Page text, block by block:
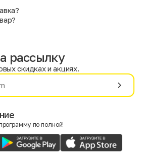
рассылку
скидках и акциях.
по полной!